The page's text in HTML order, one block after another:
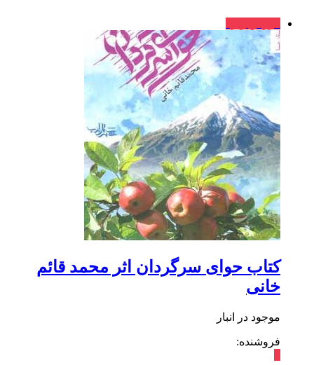
کتاب حوای سرگردان اثر محمد قائم
خانی
موجود در انبار
فروشنده: